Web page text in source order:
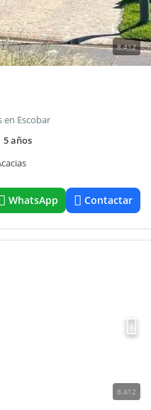
8.412
en Escobar
5 años
WhatsApp Contactar
8.412